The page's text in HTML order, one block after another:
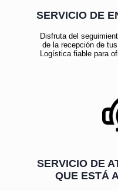
SERVICIO DE
Disfruta del
de la recepción de
Logística fiable para
SERVICIO DE
QUE ESTÁ